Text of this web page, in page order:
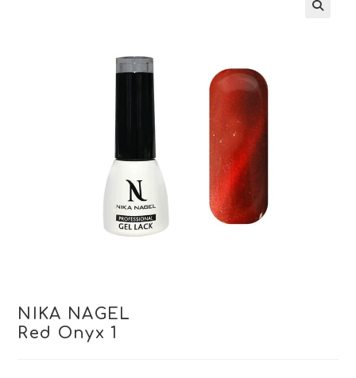
NIKA NAGEL
Red Onyx 1